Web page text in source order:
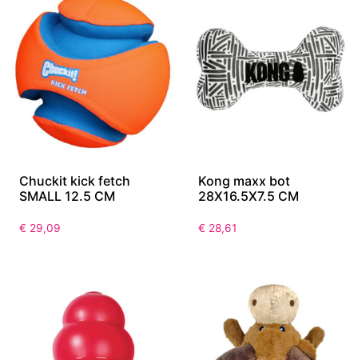
Chuckit kick fetch
SMALL 12.5 CM
€ 29,09
Kong maxx bot
28X16.5X7.5 CM
€ 28,61